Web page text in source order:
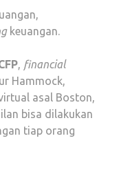
keuangan.
, financial
Hammock,
asal Boston,
bisa dilakukan
tiap orang